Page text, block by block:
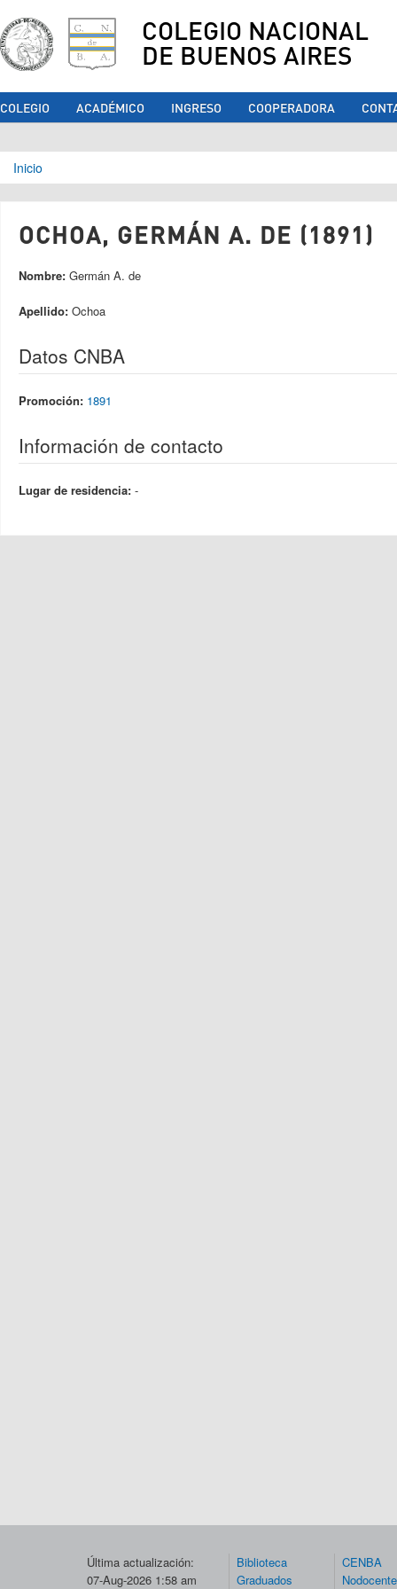
COLEGIO NACIONAL
DE BUENOS AIRES
COLEGIO ACADÉMICO INGRESO COOPERADORA
Se encuentra usted aquí
Inicio
OCHOA, GERMÁN A. DE (1891)
Nombre: Germán A. de
Apellido: Ochoa
Datos CNBA
Promoción: 1891
Información de contacto
Lugar de residencia: -
Última actualización:
07-Aug-2026 1:58 am
Biblioteca
Graduados
CENBA